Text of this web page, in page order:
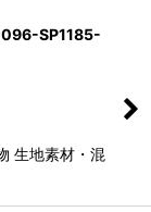
SP1185-
生地素材・混